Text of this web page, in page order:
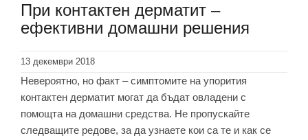
При контактен дерматит –
ефективни домашни решения
13 декември 2018
Невероятно, но факт – симптомите на упорития
контактен дерматит могат да бъдат овладени с
помощта на домашни средства. Не пропускайте
следващите редове, за да узнаете кои са те и как се